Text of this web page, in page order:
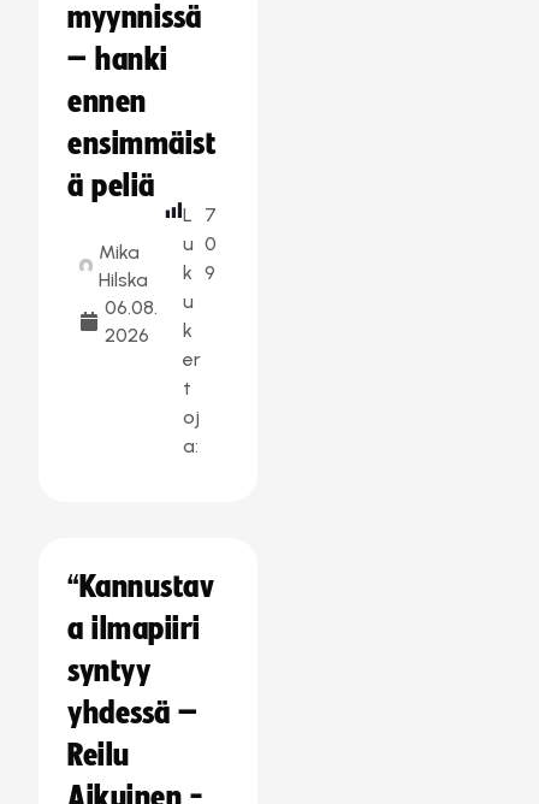
myynnissä
– hanki
ennen
ensimmäist
ä peliä
Mika
Hilska
06.08.
2026
L
u
k
u
k
er
t
oj
a:
7
0
9
“Kannustav
a ilmapiiri
syntyy
yhdessä –
Reilu